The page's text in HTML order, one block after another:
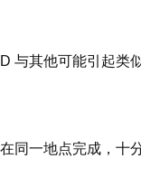
与其他可能引起类
同一地点完成，十分